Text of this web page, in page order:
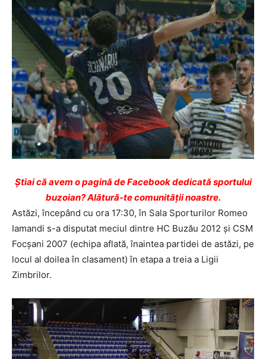
Ştiai că avem o pagină de Facebook dedicată sportului
buzoian? Alătură-te comunității noastre.
Astăzi, începând cu ora 17:30, în Sala Sporturilor Romeo
Iamandi s-a disputat meciul dintre HC Buzău 2012 și CSM
Focșani 2007 (echipa aflată, înaintea partidei de astăzi, pe
locul al doilea în clasament) în etapa a treia a Ligii
Zimbrilor.